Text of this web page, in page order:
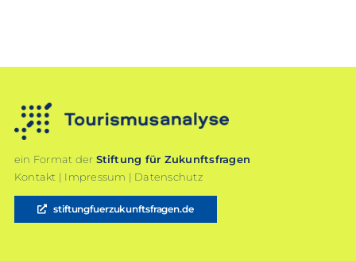
ein Format der Stiftung für Zukunftsfragen
Kontakt | Impressum | Datenschutz
stiftungfuerzukunftsfragen.de